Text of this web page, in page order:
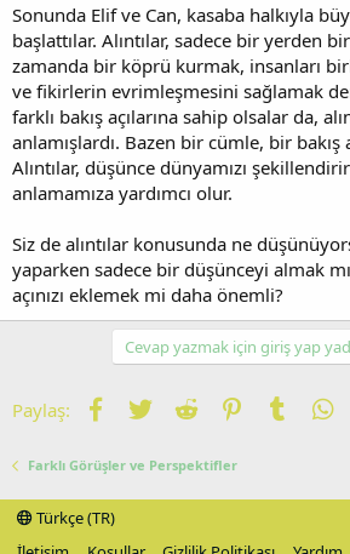
Sonunda Elif ve Can, kasaba halkıyla
başlattılar. Alıntılar, sadece bir yerden
zamanda bir köprü kurmak, insanları
ve fikirlerin evrimleşmesini sağlamak
farklı bakış açılarına sahip olsalar da,
anlamışlardı. Bazen bir cümle, bir bakış
Alıntılar, düşünce dünyamızı
anlamamıza yardımcı olur.
Siz de alıntılar konusunda ne
yaparken sadece bir düşünceyi almak
açınızı eklemek mi daha önemli?
Cevap yazmak için giriş yap
Paylaş: Facebook
TwitterReddit PinterestTumblr
Farklı Görüşler ve Perspektifler
Türkçe (TR)